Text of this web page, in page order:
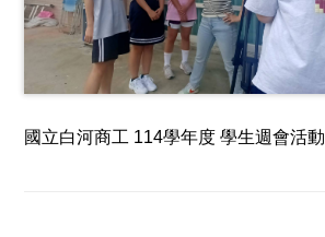
國立白河商工 114學年度 學生週會活動